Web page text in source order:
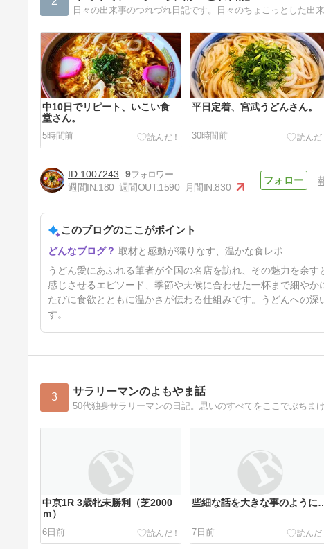
日々の出来事のつれづれ日記です。日々のちょこっとした出
中10日でリピート、いこい食
堂さん。
5時間前
平日定着、宮武うどんさん。
30時間前
食べる讃岐うどん、麺匠中西う
どんさん。
4日前
1007243
9
週間IN:180 週間OUT:1590 月間IN:830
このブログのここがポイント
取材と感動が織りなす、温かな食レポ
うどん愛にあふれる筆者が全国の名店を訪れ、その魅力を余
感じさせるエピソード、季節や天候に合わせた一杯まで細や
たびに食欲とともに温かさが伝わる仕組みです。うどんへの
す。
3 サラリーマンのよもやま話
50代独身サラリーマンの日記。思いのすべてをここでぶちま
中京1R 3歳牝未勝利（芝2000
ｍ）
6日前
些細な話を大きな事のように
7日前